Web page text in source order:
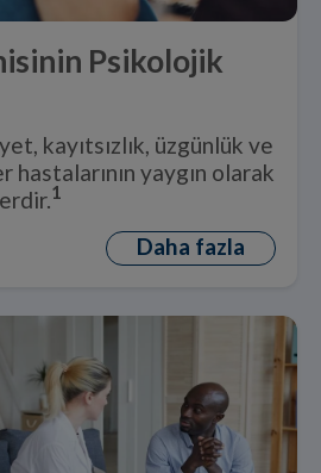
Psikolojik
kayıtsızlık, üzgünlük ve
hastalarının yaygın olarak
1
Daha fazla